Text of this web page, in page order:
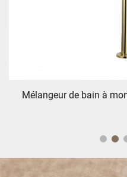
Mélangeur de bain à